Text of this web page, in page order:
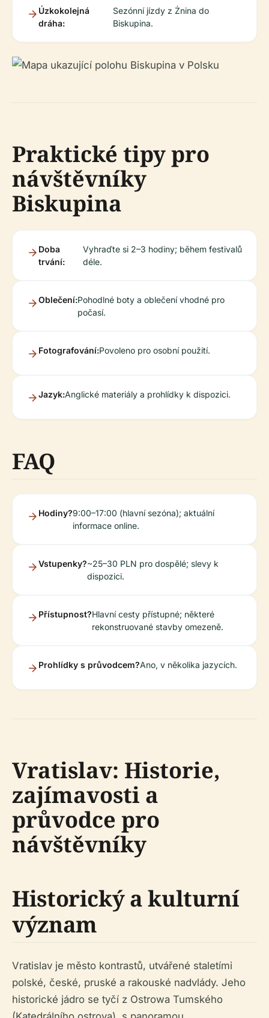
Úzkokolejná
dráha:
Sezónní jízdy z Żnina do
Biskupina.
Praktické tipy pro
návštěvníky
Biskupina
Doba
trvání:
Vyhraďte si 2–3 hodiny; během festivalů
déle.
Oblečení:Pohodlné boty a oblečení vhodné pro
počasí.
Fotografování:Povoleno pro osobní použití.
Jazyk:Anglické materiály a prohlídky k dispozici.
FAQ
Hodiny?9:00–17:00 (hlavní sezóna); aktuální
informace online.
Vstupenky?~25–30 PLN pro dospělé; slevy k
dispozici.
Přístupnost?Hlavní cesty přístupné; některé
rekonstruované stavby omezeně.
Prohlídky s průvodcem?Ano, v několika jazycích.
Vratislav: Historie,
zajímavosti a
průvodce pro
návštěvníky
Historický a kulturní
význam
Vratislav je město kontrastů, utvářené staletími
polské, české, pruské a rakouské nadvlády. Jeho
historické jádro se tyčí z Ostrowa Tumského